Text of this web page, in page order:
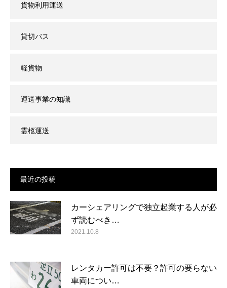
貨物利用運送
貸切バス
軽貨物
運送事業の知識
霊柩運送
最近の投稿
カーシェアリングで独立起業する人が必
ず読むべき…
2021.10.8
レンタカー許可は不要？許可の要らない
車両につい…